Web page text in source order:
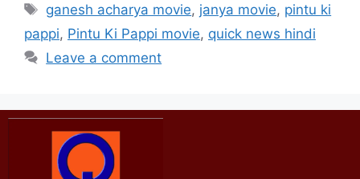
ganesh acharya movie, janya movie, pintu ki
pappi, Pintu Ki Pappi movie, quick news hindi
Leave a comment